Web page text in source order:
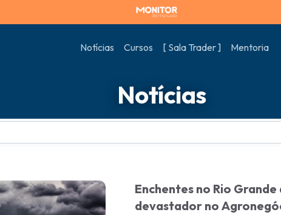
Notícias Cursos [ Sala Trader ] Mentoria
Notícias
Enchentes no Rio
devastador no